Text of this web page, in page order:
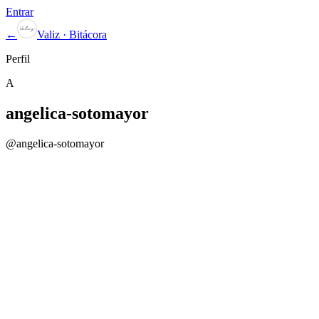
Entrar
←
Valiz · Bitácora
Perfil
A
angelica-sotomayor
@angelica-sotomayor